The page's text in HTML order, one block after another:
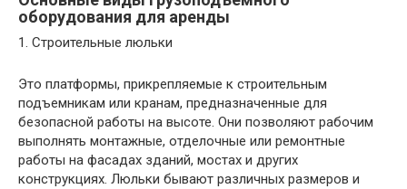
оборудования для аренды
1. Строительные люльки
Это платформы, прикрепляемые к строительным
подъемникам или кранам, предназначенные для
безопасной работы на высоте. Они позволяют рабочим
выполнять монтажные, отделочные или ремонтные
работы на фасадах зданий, мостах и других
конструкциях. Люльки бывают различных размеров и